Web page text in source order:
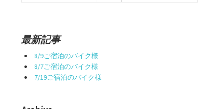
最新記事
8/9ご宿泊のバイク様
8/7ご宿泊のバイク様
7/19ご宿泊のバイク様